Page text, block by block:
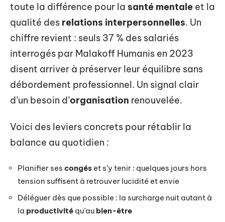
toute la différence pour la santé mentale et la
qualité des relations interpersonnelles. Un
chiffre revient : seuls 37 % des salariés
interrogés par Malakoff Humanis en 2023
disent arriver à préserver leur équilibre sans
débordement professionnel. Un signal clair
d’un besoin d’organisation renouvelée.
Voici des leviers concrets pour rétablir la
balance au quotidien :
Planifier ses congés et s’y tenir : quelques jours hors
tension suffisent à retrouver lucidité et envie
Déléguer dès que possible : la surcharge nuit autant à
la productivité qu’au bien-être